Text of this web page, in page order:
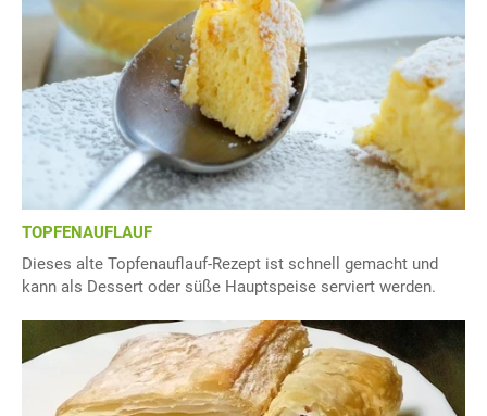
TOPFENAUFLAUF
Dieses alte Topfenauflauf-Rezept ist schnell gemacht und
kann als Dessert oder süße Hauptspeise serviert werden.